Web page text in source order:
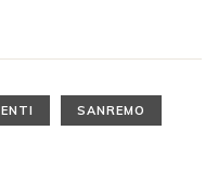
SANREMO